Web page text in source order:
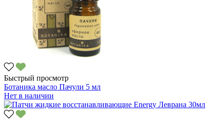
Быстрый просмотр
Ботаника масло Пачули 5 мл
Нет в наличии